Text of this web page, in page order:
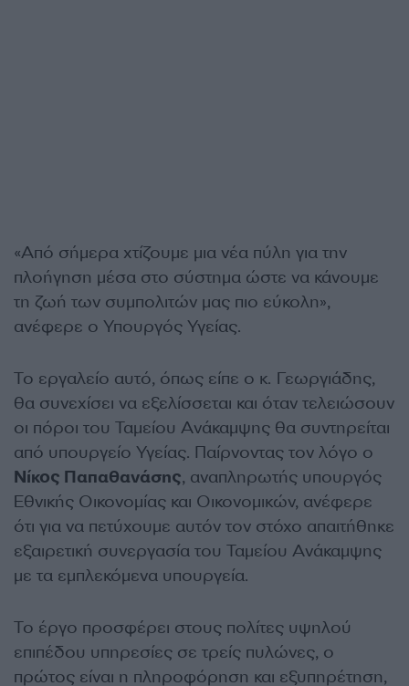
«Από σήμερα χτίζουμε μια νέα πύλη για την
πλοήγηση μέσα στο σύστημα ώστε να κάνουμε
τη ζωή των συμπολιτών μας πιο εύκολη»,
ανέφερε ο Υπουργός Υγείας.
Το εργαλείο αυτό, όπως είπε ο κ. Γεωργιάδης,
θα συνεχίσει να εξελίσσεται και όταν τελειώσουν
οι πόροι του Ταμείου Ανάκαμψης θα συντηρείται
από υπουργείο Υγείας. Παίρνοντας τον λόγο ο
Νίκος Παπαθανάσης, αναπληρωτής υπουργός
Εθνικής Οικονομίας και Οικονομικών, ανέφερε
ότι για να πετύχουμε αυτόν τον στόχο απαιτήθηκε
εξαιρετική συνεργασία του Ταμείου Ανάκαμψης
με τα εμπλεκόμενα υπουργεία.
Το έργο προσφέρει στους πολίτες υψηλού
επιπέδου υπηρεσίες σε τρείς πυλώνες, ο
πρώτος είναι η πληροφόρηση και εξυπηρέτηση,